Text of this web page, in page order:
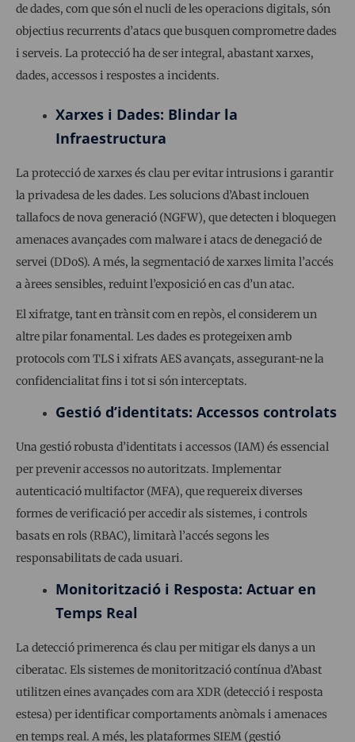
de dades, com que són el nucli de les operacions digitals, són
objectius recurrents d’atacs que busquen comprometre dades
i serveis. La protecció ha de ser integral, abastant xarxes,
dades, accessos i respostes a incidents.
Xarxes i Dades: Blindar la
Infraestructura
La protecció de xarxes és clau per evitar intrusions i garantir
la privadesa de les dades. Les solucions d’Abast inclouen
tallafocs de nova generació (NGFW), que detecten i bloquegen
amenaces avançades com malware i atacs de denegació de
servei (DDoS). A més, la segmentació de xarxes limita l’accés
a àrees sensibles, reduint l’exposició en cas d’un atac.
El xifratge, tant en trànsit com en repòs, el considerem un
altre pilar fonamental. Les dades es protegeixen amb
protocols com TLS i xifrats AES avançats, assegurant-ne la
confidencialitat fins i tot si són interceptats.
Gestió d’identitats: Accessos controlats
Una gestió robusta d’identitats i accessos (IAM) és essencial
per prevenir accessos no autoritzats. Implementar
autenticació multifactor (MFA), que requereix diverses
formes de verificació per accedir als sistemes, i controls
basats en rols (RBAC), limitarà l’accés segons les
responsabilitats de cada usuari.
Monitorització i Resposta: Actuar en
Temps Real
La detecció primerenca és clau per mitigar els danys a un
ciberatac. Els sistemes de monitorització contínua d’Abast
utilitzen eines avançades com ara XDR (detecció i resposta
estesa) per identificar comportaments anòmals i amenaces
en temps real. A més, les plataformes SIEM (gestió